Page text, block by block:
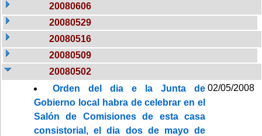
20080606
20080529
20080516
20080509
20080502
Orden del dia e la Junta de
Gobierno local habra de celebrar en el
Salón de Comisiones de esta casa
consistorial, el dia dos de mayo de
02/05/2008